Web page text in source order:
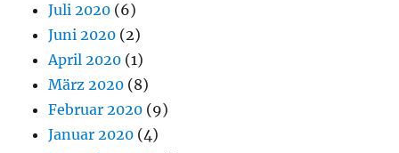
Juli 2020 (6)
Juni 2020 (2)
April 2020 (1)
März 2020 (8)
Februar 2020 (9)
Januar 2020 (4)